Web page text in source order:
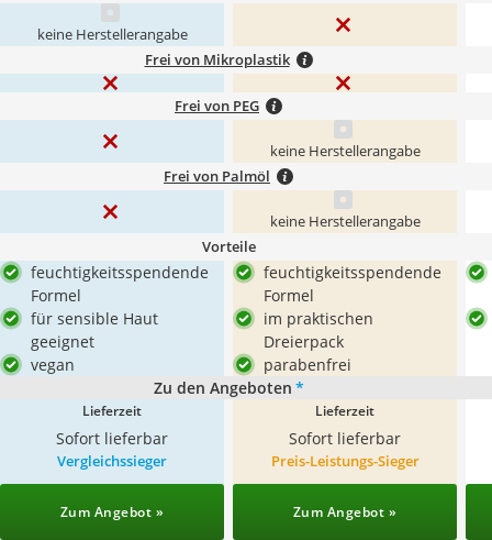
keine Herstellerangabe
Frei von Mikroplastik
Frei von PEG
keine Herstellerangabe
Frei von Palmöl
keine Herstellerangabe
Vorteile
feuchtigkeitsspendende
Formel
für sensible Haut
geeignet
vegan
feuchtigkeitsspendende
Formel
im praktischen
Dreierpack
parabenfrei
Zu den Angeboten *
Lieferzeit
Sofort lieferbar
Lieferzeit
Sofort lieferbar
Vergleichssieger
Zum Angebot »
Preis-Leistungs-Sieger
Zum Angebot »